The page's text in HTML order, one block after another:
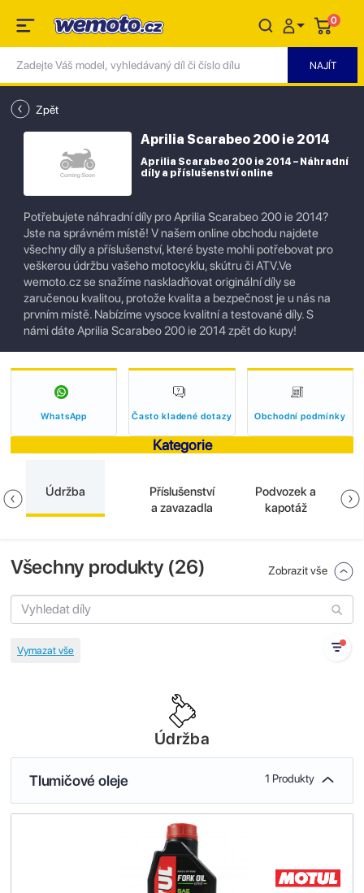
0
Zpět
Aprilia Scarabeo 200 ie 2014
Aprilia Scarabeo 200 ie 2014 – Náhradní
díly a příslušenství online
Potřebujete náhradní díly pro Aprilia Scarabeo 200 ie 2014?
Jste na správném místě! V našem online obchodu najdete
všechny díly a příslušenství, které byste mohli potřebovat pro
veškerou údržbu vašeho motocyklu, skútru či ATV.Ve
wemoto.cz se snažíme naskladňovat originální díly se
zaručenou kvalitou, protože kvalita a bezpečnost je u nás na
prvním místě. Nabízíme vysoce kvalitní a testované díly. S
námi dáte Aprilia Scarabeo 200 ie 2014 zpět do kupy!
WhatsApp Často kladené dotazy Obchodní podmínky
Kategorie
Údržba
Příslušenství
a zavazadla
Podvozek a
kapotáž
Všechny produkty (26) Zobrazit vše
Údržba
Tlumičové oleje 1 Produkty